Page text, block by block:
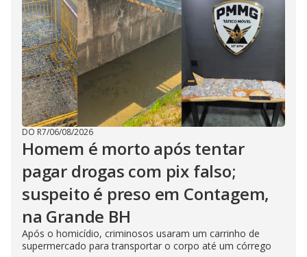
DO R7/06/08/2026
Homem é morto após tentar
pagar drogas com pix falso;
suspeito é preso em Contagem,
na Grande BH
Após o homicídio, criminosos usaram um carrinho de
supermercado para transportar o corpo até um córrego